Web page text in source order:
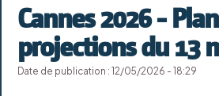
Cannes 2026 -
projections du 13
Date de publication : 12/05/2026 - 18:29